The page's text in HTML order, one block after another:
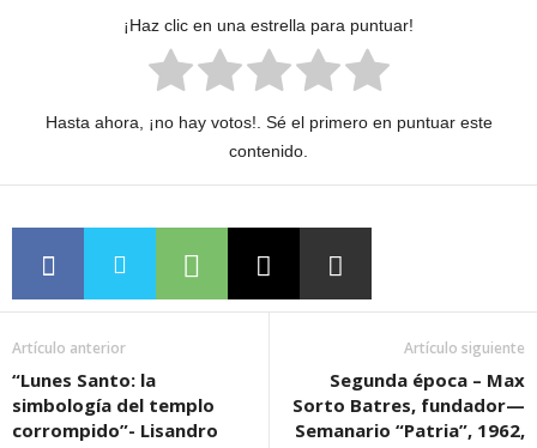
¡Haz clic en una estrella para puntuar!
Hasta ahora, ¡no hay votos!. Sé el primero en puntuar este
contenido.
Artículo anterior
“Lunes Santo: la
simbología del templo
corrompido”- Lisandro
Artículo siguiente
Segunda época – Max
Sorto Batres, fundador—
Semanario “Patria”, 1962,